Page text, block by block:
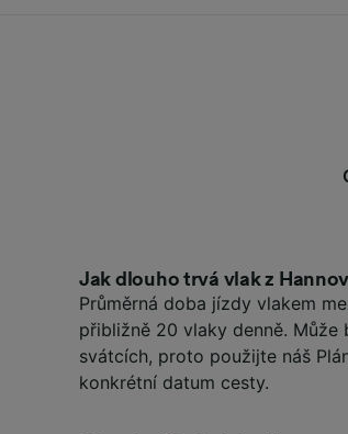
Jak dlouho trvá vlak z
Průměrná doba jízdy vlakem
přibližně 20 vlaky denně.
svátcích, proto použijte náš
konkrétní datum cesty.